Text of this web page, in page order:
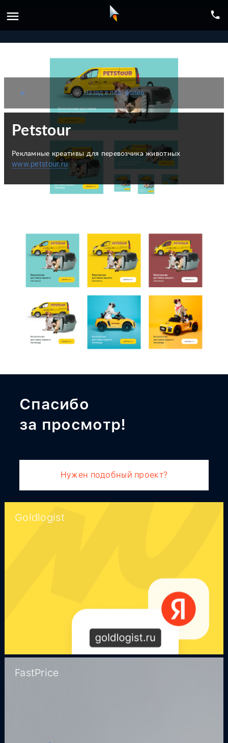
menu phone
arrow_back Назад в портфолио
Petstour
Рекламные креативы для перевозчика животных
www.petstour.ru
Спасибо
за просмотр!
Нужен подобный проект?
Goldlogist
FastPrice